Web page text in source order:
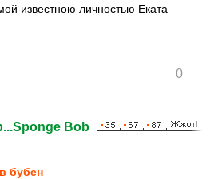
известною личностью Еката
0
Bob
бубен